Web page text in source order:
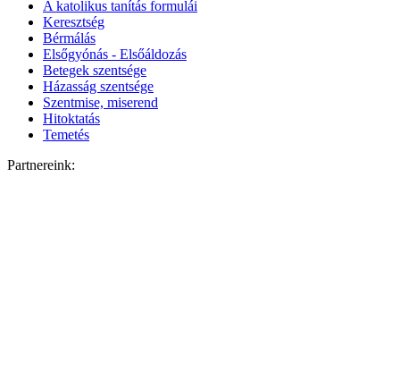
A katolikus tanítás formulái
Keresztség
Bérmálás
Elsőgyónás - Elsőáldozás
Betegek szentsége
Házasság szentsége
Szentmise, miserend
Hitoktatás
Temetés
Partnereink: